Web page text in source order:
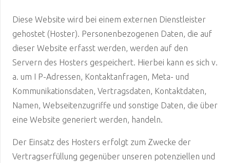
Diese Website wird bei einem externen Dienstleister
gehostet (Hoster). Personenbezogenen Daten, die auf
dieser Website erfasst werden, werden auf den
Servern des Hosters gespeichert. Hierbei kann es sich v.
a. um I P-Adressen, Kontaktanfragen, Meta- und
Kommunikationsdaten, Vertragsdaten, Kontaktdaten,
Namen, Webseitenzugriffe und sonstige Daten, die über
eine Website generiert werden, handeln.
Der Einsatz des Hosters erfolgt zum Zwecke der
Vertragserfüllung gegenüber unseren potenziellen und